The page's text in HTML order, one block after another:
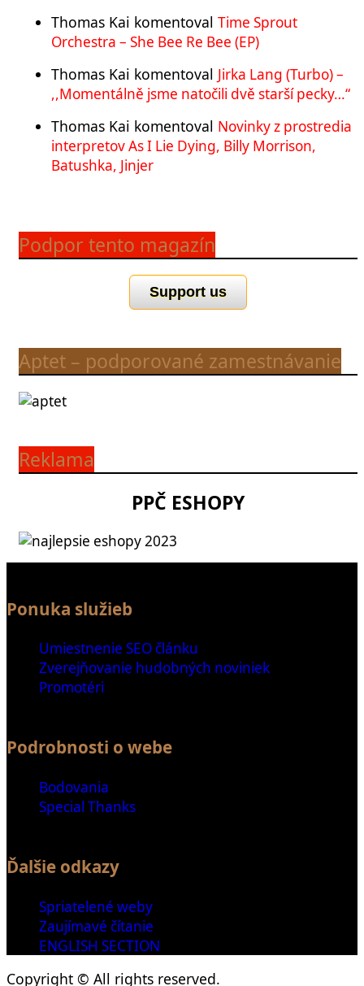
Thomas Kai komentoval Time Sprout
Orchestra – She Bee Re Bee (EP)
Thomas Kai komentoval Jirka Lang (Turbo) –
,,Momentálně jsme natočili dvě starší pecky…“
Thomas Kai komentoval Novinky z prostredia
interpretov As I Lie Dying, Billy Morrison,
Batushka, Jinjer
Podpor tento magazín
Support us
Aptet – podporované zamestnávanie
Reklama
PPČ ESHOPY
Ponuka služieb
Umiestnenie SEO článku
Zverejňovanie hudobných noviniek
Promotéri
Podrobnosti o webe
Bodovania
Special Thanks
Ďalšie odkazy
Spriatelené weby
Zaujímavé čítanie
ENGLISH SECTION
Copyright © All rights reserved.